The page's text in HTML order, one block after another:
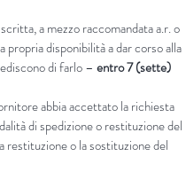
a mezzo raccomandata a.r. o
disponibilità a dar corso alla
di farlo – entro 7 (sette)
abbia accettato la richiesta
di spedizione o restituzione del
restituzione o la sostituzione del